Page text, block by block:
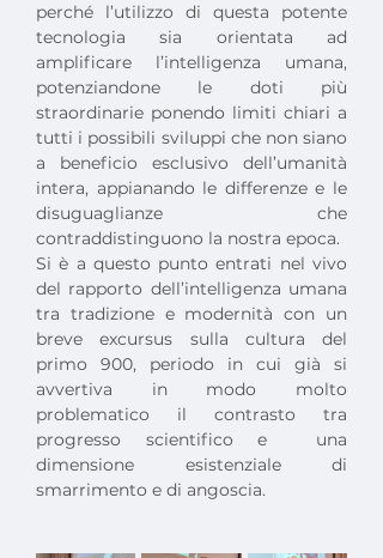
perché l’utilizzo di questa potente
tecnologia sia orientata ad
amplificare l’intelligenza umana,
potenziandone le doti più
straordinarie ponendo limiti chiari a
tutti i possibili sviluppi che non siano
a beneficio esclusivo dell’umanità
intera, appianando le differenze e le
disuguaglianze che
contraddistinguono la nostra epoca.
Si è a questo punto entrati nel vivo
del rapporto dell’intelligenza umana
tra tradizione e modernità con un
breve excursus sulla cultura del
primo 900, periodo in cui già si
avvertiva in modo molto
problematico il contrasto tra
progresso scientifico e  una
dimensione esistenziale di
smarrimento e di angoscia.